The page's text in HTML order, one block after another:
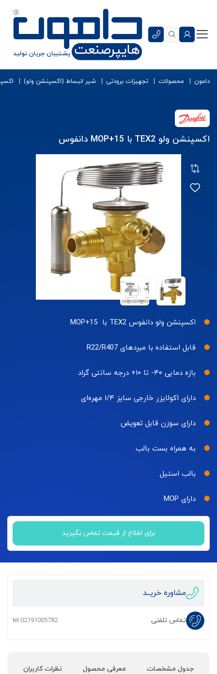
دامون محصولات تجهیزات برودتی شیر انبساط (اکسپنشن ولو)
اکسپنشن ولو TEX2 با 15+MOP دانفوس
اکسپنشن ولو دانفوس TEX2 با MOP+15
قابل استفاده با مبردهای R22/R407
بازه دمایی ۴۰- تا ۱۰+ درجه سانتی گراد
دارای اکولایزر خارجی سایز ۱/۴ مهره‌ای
دارای سوزن قابل تعویض
به همراه بست بالب
بالب استیل
دارای MOP
برای اطلاع از قیمت تماس بگیرید
مشاوره خریــد
تماس تلفنی tel:02191005782
جدول مشخصات معرفی محصول نظرات کاربران